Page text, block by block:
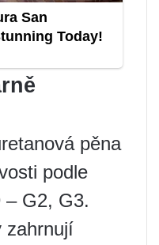
pěna
podle
– G2, G3.
zahrnují